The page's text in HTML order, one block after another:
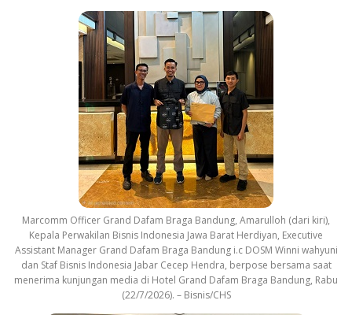
Marcomm Officer Grand Dafam Braga Bandung, Amarulloh (dari kiri),
Kepala Perwakilan Bisnis Indonesia Jawa Barat Herdiyan, Executive
Assistant Manager Grand Dafam Braga Bandung i.c DOSM Winni wahyuni
dan Staf Bisnis Indonesia Jabar Cecep Hendra, berpose bersama saat
menerima kunjungan media di Hotel Grand Dafam Braga Bandung, Rabu
(22/7/2026). – Bisnis/CHS